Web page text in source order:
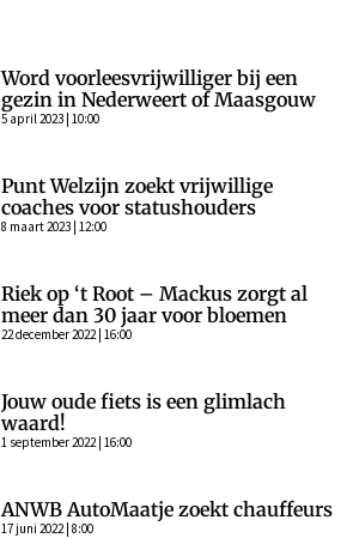
Word voorleesvrijwilliger bij een
gezin in Nederweert of Maasgouw
5 april 2023 | 10:00
Punt Welzijn zoekt vrijwillige
coaches voor statushouders
8 maart 2023 | 12:00
Riek op ‘t Root – Mackus zorgt al
meer dan 30 jaar voor bloemen
22 december 2022 | 16:00
Jouw oude fiets is een glimlach
waard!
1 september 2022 | 16:00
ANWB AutoMaatje zoekt chauffeurs
17 juni 2022 | 8:00